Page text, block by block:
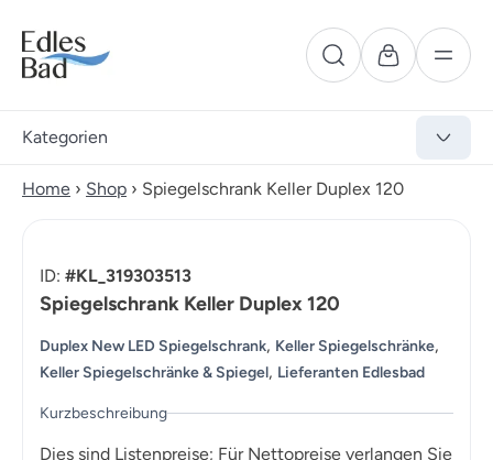
Kategorien
Home › Shop › Spiegelschrank Keller Duplex 120
ID: #KL_319303513
Spiegelschrank Keller Duplex 120
Duplex New LED Spiegelschrank, Keller Spiegelschränke,
Keller Spiegelschränke & Spiegel, Lieferanten Edlesbad
Kurzbeschreibung
Dies sind Listenpreise; Für Nettopreise verlangen Sie